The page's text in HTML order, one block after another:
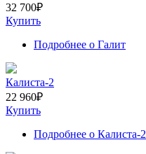
32 700₽
Купить
Подробнее о Галит
Калиста-2
22 960₽
Купить
Подробнее о Калиста-2